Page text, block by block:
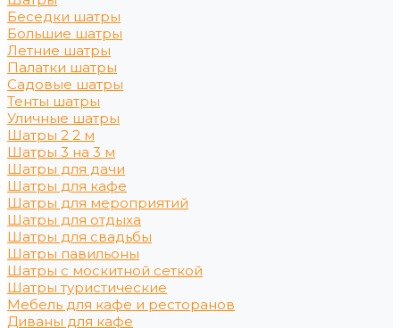
Беседки шатры
Большие шатры
Летние шатры
Палатки шатры
Садовые шатры
Тенты шатры
Уличные шатры
Шатры 2 2 м
Шатры 3 на 3 м
Шатры для дачи
Шатры для кафе
Шатры для мероприятий
Шатры для отдыха
Шатры для свадьбы
Шатры павильоны
Шатры с москитной сеткой
Шатры туристические
Мебель для кафе и ресторанов
Диваны для кафе